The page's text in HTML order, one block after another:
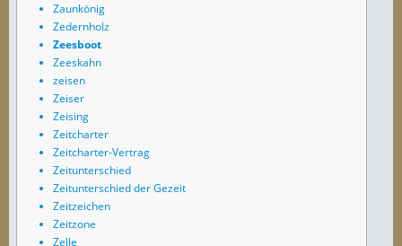
Zaunkönig
Zedernholz
Zeesboot
Zeeskahn
zeisen
Zeiser
Zeising
Zeitcharter
Zeitcharter-Vertrag
Zeitunterschied
Zeitunterschied der Gezeit
Zeitzeichen
Zeitzone
Zelle